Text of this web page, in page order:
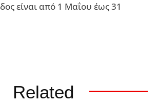
είναι από 1 Μαΐου έως 31
Related